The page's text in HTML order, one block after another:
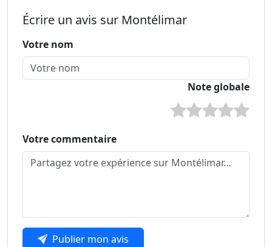
Écrire un avis sur Montélimar
Votre nom
Note globale
Votre commentaire
Publier mon avis